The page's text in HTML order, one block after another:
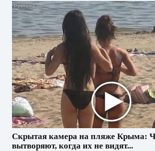
Скрытая камера на пляже Крыма:
вытворяют, когда их не видят...